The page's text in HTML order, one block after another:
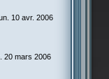
10 avr. 2006
20 mars 2006